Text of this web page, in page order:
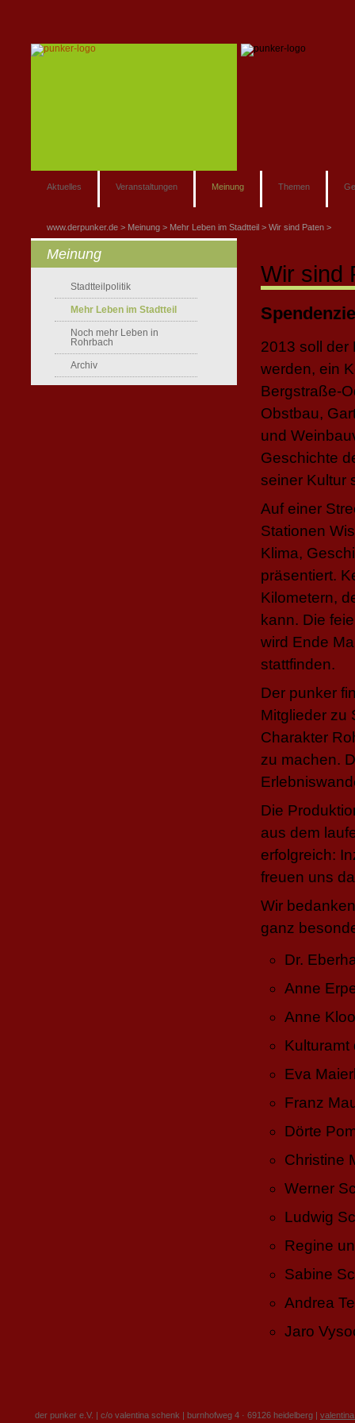
Aktuelles Veranstaltungen Meinung Themen
www.derpunker.de Meinung Mehr Leben im Stadtteil Wir sind Paten
Wir sind
2013 soll der
werden, ein
Bergstraße-
Obstbau,
und
Geschichte
seiner Kultur
Auf einer
Stationen
Klima,
präsentiert.
Kilometern,
kann. Die
wird Ende
stattfinden.
Der punker
Mitglieder zu
Charakter
zu machen.
Die
aus dem
erfolgreich:
freuen uns
Wir
ganz
Dr.
Anne
Anne
Kulturamt
Eva
Franz
Dörte
Christine
Werner
Ludwig
Regine
Sabine
Andrea
Jaro
Meinung
Stadtteilpolitik
Mehr Leben im Stadtteil
Noch mehr Leben in
Rohrbach
Archiv
der punker e.V. | c/o valentina schenk | burnhofweg 4 · 69126 heidelberg |